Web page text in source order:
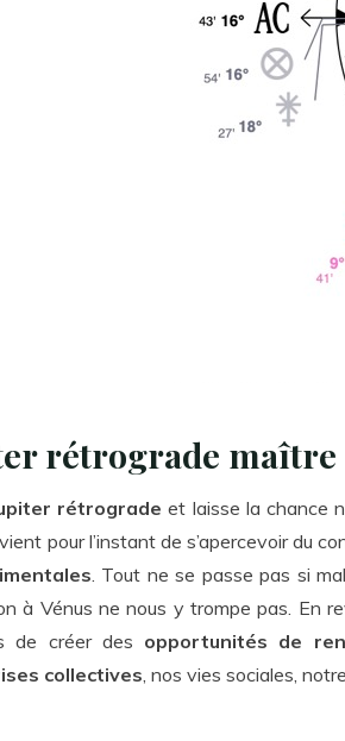
rétrograde maître
rétrograde et laisse la chance
pour l’instant de s’apercevoir du
. Tout ne se passe pas si
à Vénus ne nous y trompe pas. En
de créer des opportunités de
collectives, nos vies sociales,